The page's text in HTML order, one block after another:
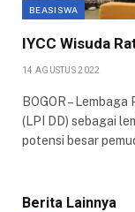
BEASISWA
IYCC Wisuda
14 AGUSTUS 2022
BOGOR –
(LPI DD) sebagai
potensi besar
Berita Lainnya